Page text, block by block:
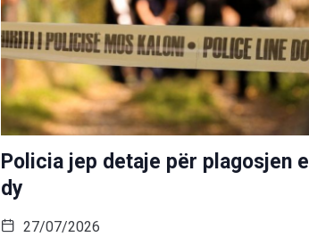
Policia jep detaje për plagosjen e
dy
27/07/2026